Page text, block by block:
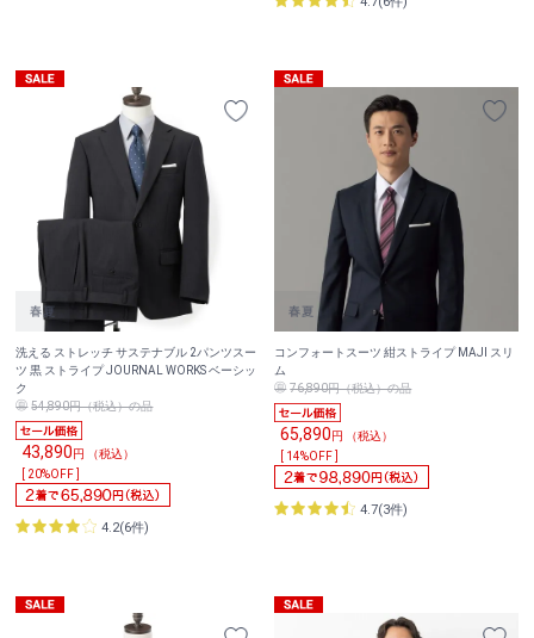
洗える ストレッチ サステナブル 2パンツスー
ツ 黒 ストライプ JOURNAL WORKS ベーシッ
ク
54,890円（税込）の品
43,890円 （税込）
[ 20%OFF ]
4.2(6件)
コンフォートスーツ 紺ストライプ MAJI スリ
ム
76,890円（税込）の品
65,890円 （税込）
[ 14%OFF ]
4.7(3件)